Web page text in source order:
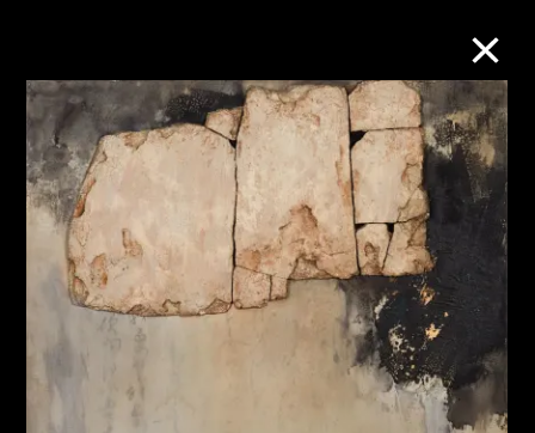
M+藏品
進一步篩選 搜索
關於M+藏品